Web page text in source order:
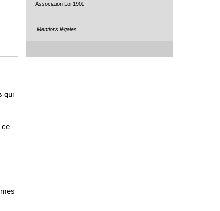
qui
ce
Association Loi 1901
Mentions légales